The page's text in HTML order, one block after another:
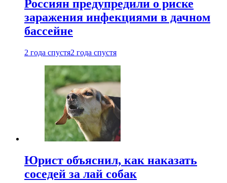
Россиян предупредили о риске
заражения инфекциями в дачном
бассейне
2 года спустя2 года спустя
Юрист объяснил, как наказать
соседей за лай собак